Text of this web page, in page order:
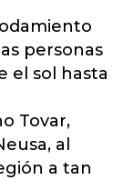
personas
el sol hasta
Tovar,
al
a tan